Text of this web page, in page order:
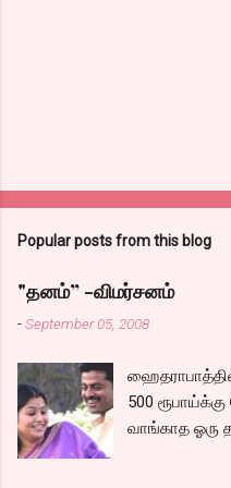
Popular posts from this blog
"தனம்” -விமர்சனம்
-September 05, 2008
500
வாங்காத ஓரு